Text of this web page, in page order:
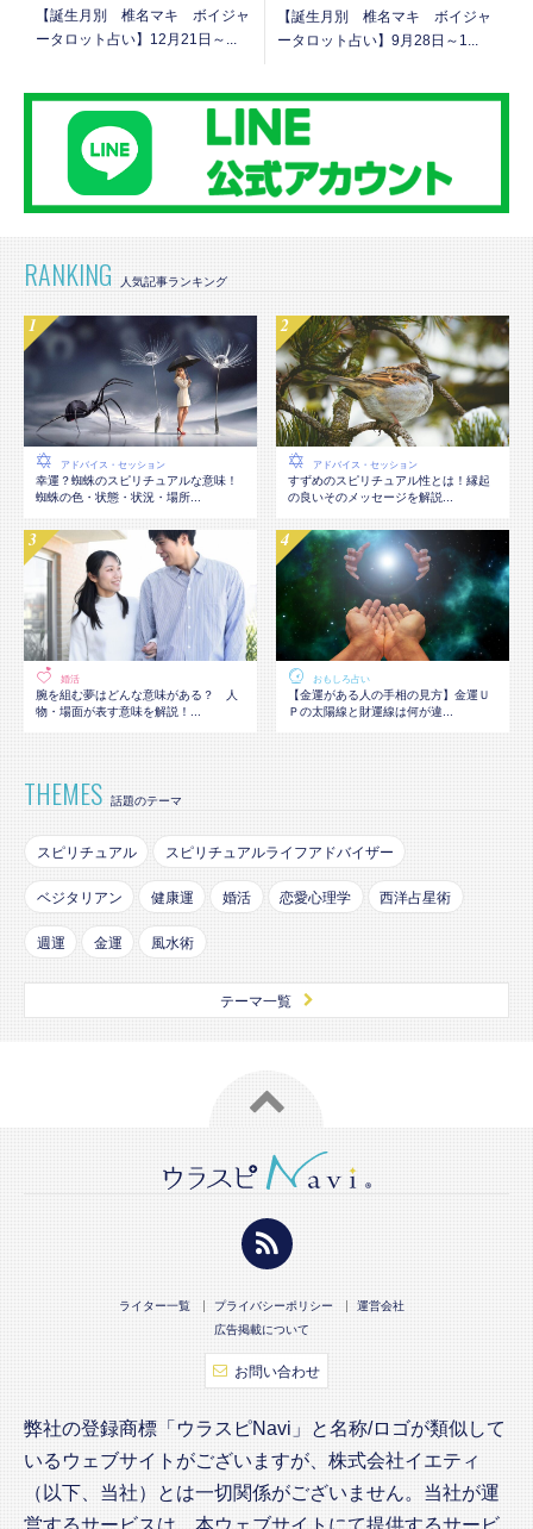
【誕生月別 椎名マキ ボイジャ
ータロット占い】12月21日～...
【誕生月別 椎名マキ ボイジャ
ータロット占い】9月28日～1...
RANKING
アドバイス・セッション
幸運？蜘蛛のスピリチュアルな意味！
蜘蛛の色・状態・状況・場所...
アドバイス・セッション
すずめのスピリチュアル性とは！縁起
の良いそのメッセージを解説...
婚活
腕を組む夢はどんな意味がある？ 人
物・場面が表す意味を解説！...
おもしろ占い
【金運がある人の手相の見方】金運Ｕ
Ｐの太陽線と財運線は何が違...
THEMES 話題のテーマ
スピリチュアル スピリチュアルライフアドバイザー
ベジタリアン 健康運 婚活 恋愛心理学 西洋占星術
週運 金運 風水術
テーマ一覧
ライター一覧 プライバシーポリシー
運営会社
広告掲載について
お問い合わせ
弊社の登録商標「ウラスピNavi」と名称/ロゴが類似して
いるウェブサイトがございますが、株式会社イエティ
（以下、当社）とは一切関係がございません。当社が運